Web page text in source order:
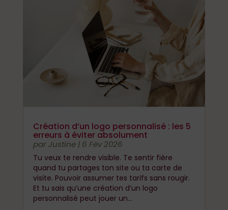
Création d’un logo personnalisé : les 5
erreurs à éviter absolument
parJustine| 6 Fév 2026
Tu veux te rendre visible. Te sentir fière
quand tu partages ton site ou ta carte de
visite. Pouvoir assumer tes tarifs sans rougir.
Et tu sais qu’une création d’un logo
personnalisé peut jouer un...